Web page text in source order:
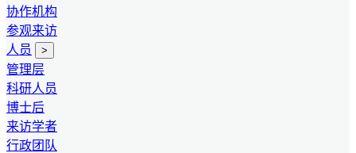
协作机构
参观来访
人员
>
管理层
科研人员
博士后
来访学者
行政团队